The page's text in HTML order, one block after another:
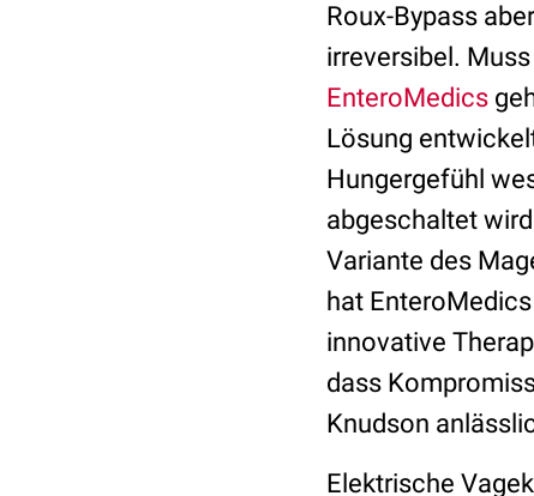
Roux-Bypass
irreversibel.
EnteroMedics
Lösung
Hungergefühl
abgeschaltet
Variante des
hat
innovative
dass
Knudson
Elektrische